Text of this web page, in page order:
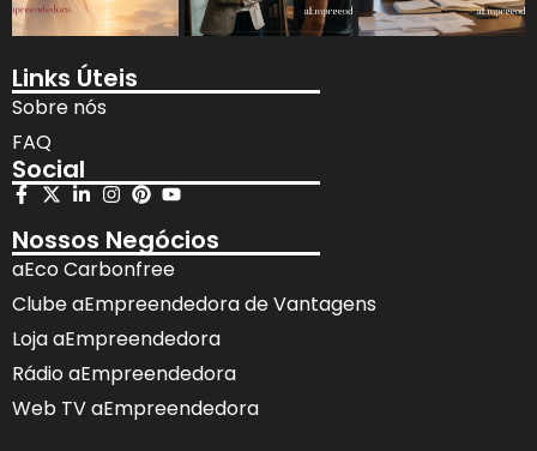
Links Úteis
Sobre nós
FAQ
Social
Nossos Negócios
aEco Carbonfree
Clube aEmpreendedora de Vantagens
Loja aEmpreendedora
Rádio aEmpreendedora
Web TV aEmpreendedora